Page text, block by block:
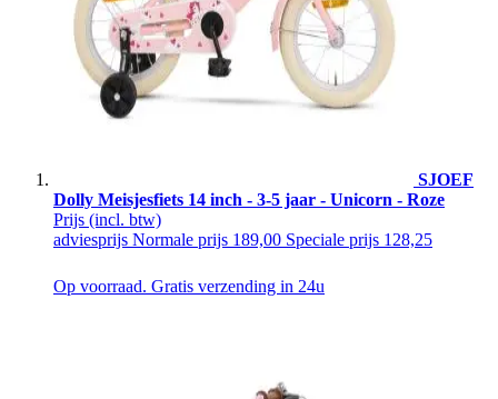
SJOEF
Dolly Meisjesfiets 14 inch - 3-5 jaar - Unicorn - Roze
Prijs (incl. btw)
adviesprijs Normale prijs 189,00 Speciale prijs 128,25
Op voorraad. Gratis verzending in 24u